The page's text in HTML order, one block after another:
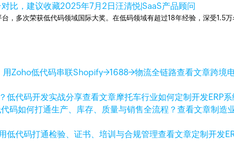
比，建议收藏2025年7月2日汪清悦|SaaS产品顾问
，多次荣获低代码领域国际大奖。在低码领域有超过18年经验，深受
查看文章跨境
查看文章摩托车行业如何定制开发ERP
查看文章制造
查看文章定制开发